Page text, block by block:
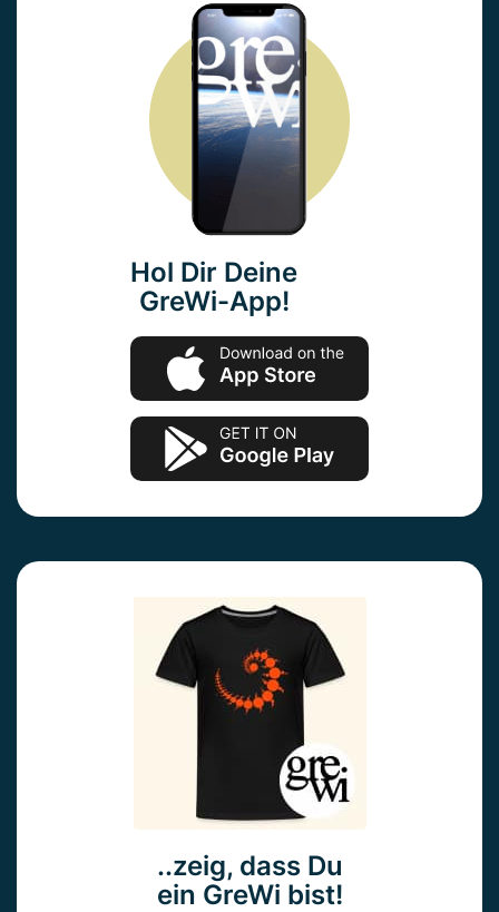
Hol Dir Deine
GreWi-App!
..zeig, dass Du
ein GreWi bist!